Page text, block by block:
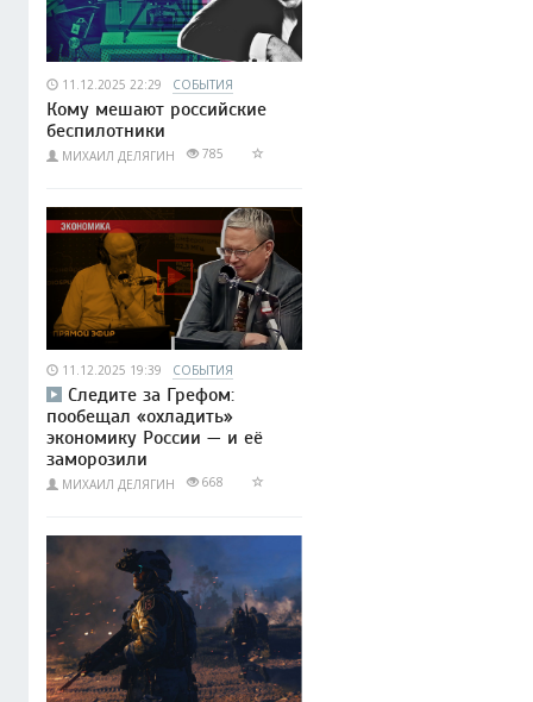
11.12.2025 22:29 СОБЫТИЯ
Кому мешают российские
беспилотники
МИХАИЛ ДЕЛЯГИН 785
11.12.2025 19:39 СОБЫТИЯ
Следите за Грефом:
пообещал «охладить»
экономику России — и её
заморозили
МИХАИЛ ДЕЛЯГИН 668